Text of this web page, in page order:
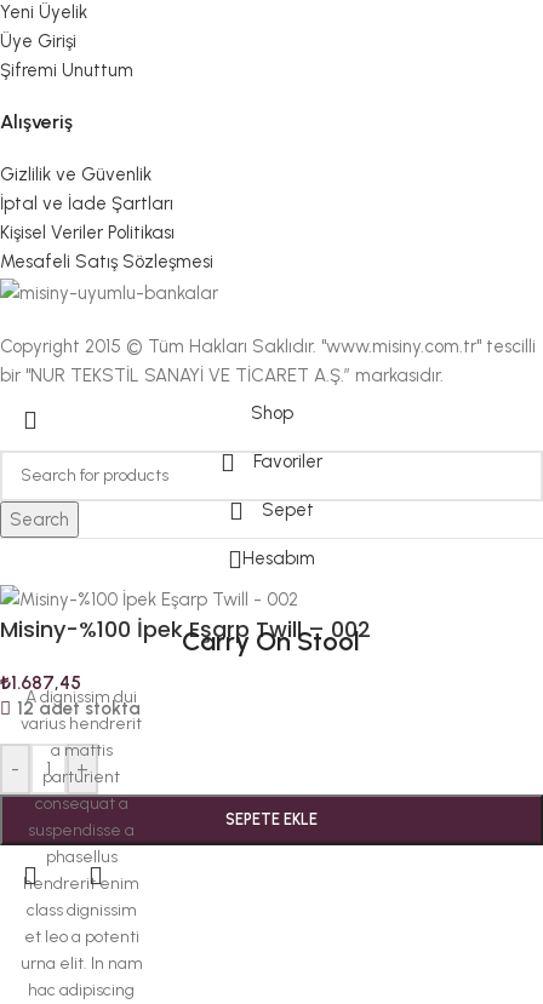
Yeni Üyelik
Üye Girişi
Şifremi Unuttum
Alışveriş
Gizlilik ve Güvenlik
İptal ve İade Şartları
Kişisel Veriler Politikası
Mesafeli Satış Sözleşmesi
Copyright 2015 © Tüm Hakları Saklıdır. "www.misiny.com.tr" tescilli
bir "NUR TEKSTİL SANAYİ VE TİCARET A.Ş.” markasıdır.
Search
Carry On Stool
A dignissim dui
varius hendrerit
a mattis
parturient
consequat a
suspendisse a
phasellus
hendrerit enim
class dignissim
et leo a potenti
urna elit. In nam
hac adipiscing
Shop
Favoriler
Sepet
Hesabım
Misiny-%100 İpek Eşarp Twill – 002
₺1.687,45
12 adet stokta
- +
SEPETE EKLE